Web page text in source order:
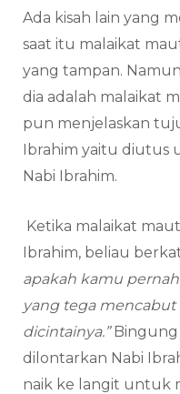
Ada kisah lain yang
saat itu malaikat
yang tampan.
dia adalah malaikat
pun menjelaskan
Ibrahim yaitu diutus
Nabi Ibrahim.
Ketika malaikat
Ibrahim, beliau
apakah kamu
yang tega mencabut
dicintainya.”Bingung
dilontarkan Nabi
naik ke langit untuk